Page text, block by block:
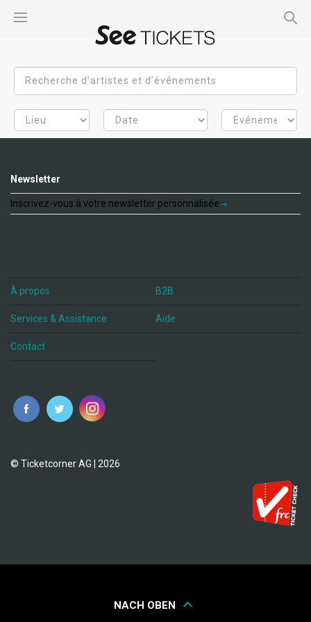
Newsletter
Inscrivez-vous à votre newsletter personnalisée
À propos B2B
Services & Assistance Aide
Contact
fr
© Ticketcorner AG | 2026
NACH OBEN